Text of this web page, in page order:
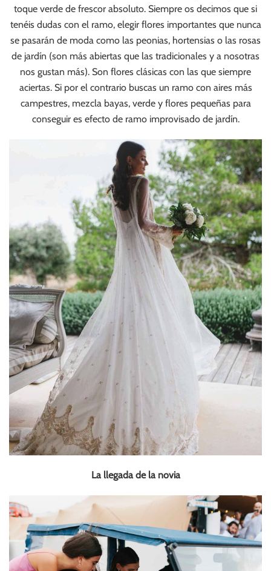
toque verde de frescor absoluto. Siempre os decimos que si
tenéis dudas con el ramo, elegir flores importantes que nunca
se pasarán de moda como las peonias, hortensias o las rosas
de jardín (son más abiertas que las tradicionales y a nosotras
nos gustan más). Son flores clásicas con las que siempre
aciertas. Si por el contrario buscas un ramo con aires más
campestres, mezcla bayas, verde y flores pequeñas para
conseguir es efecto de ramo improvisado de jardín.
La llegada de la novia